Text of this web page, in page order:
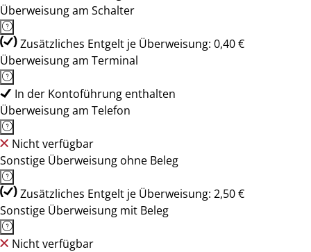
Überweisung am Schalter
Zusätzliches Entgelt je Überweisung: 0,40 €
Überweisung am Terminal
In der Kontoführung enthalten
Überweisung am Telefon
Nicht verfügbar
Sonstige Überweisung ohne Beleg
Zusätzliches Entgelt je Überweisung: 2,50 €
Sonstige Überweisung mit Beleg
Nicht verfügbar